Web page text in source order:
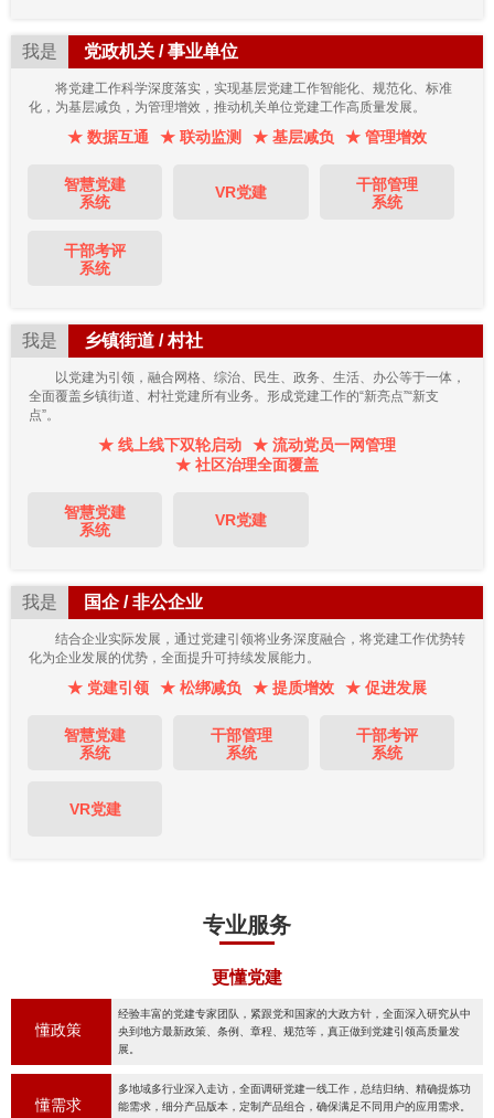
我是 党政机关 / 事业单位
将党建工作科学深度落实，实现基层党建工作智能化、规范化、标准
化，为基层减负，为管理增效，推动机关单位党建工作高质量发展。
★ 数据互通 ★ 联动监测 ★ 基层减负 ★ 管理增效
智慧党建
系统
VR党建
干部管理
系统
干部考评
系统
我是 乡镇街道 / 村社
以党建为引领，融合网格、综治、民生、政务、生活、办公等于一体，
全面覆盖乡镇街道、村社党建所有业务。形成党建工作的“新亮点”“新支
点”。
★ 线上线下双轮启动
★ 流动党员一网管理
★ 社区治理全面覆盖
智慧党建
系统
VR党建
我是 国企 / 非公企业
结合企业实际发展，通过党建引领将业务深度融合，将党建工作优势转
化为企业发展的优势，全面提升可持续发展能力。
★ 党建引领 ★ 松绑减负 ★ 提质增效 ★ 促进发展
智慧党建
系统
干部管理
系统
干部考评
系统
VR党建
专业服务
更懂党建
懂政策
经验丰富的党建专家团队，紧跟党和国家的大政方针，全面深入研究从中
央到地方最新政策、条例、章程、规范等，真正做到党建引领高质量发
展。
懂需求
多地域多行业深入走访，全面调研党建一线工作，总结归纳、精确提炼功
能需求，细分产品版本，定制产品组合，确保满足不同用户的应用需求。